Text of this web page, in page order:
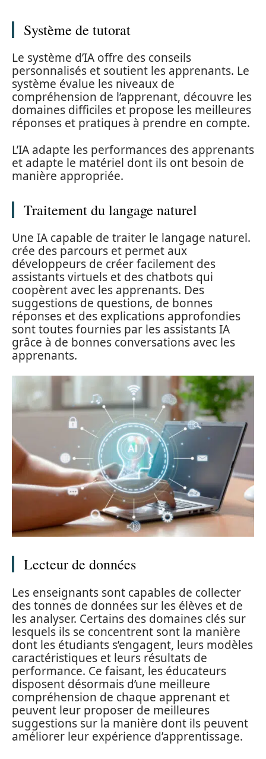
Système de tutorat
Le système d’IA offre des conseils
personnalisés et soutient les apprenants. Le
système évalue les niveaux de
compréhension de l’apprenant, découvre les
domaines difficiles et propose les meilleures
réponses et pratiques à prendre en compte.
L’IA adapte les performances des apprenants
et adapte le matériel dont ils ont besoin de
manière appropriée.
Traitement du langage naturel
Une IA capable de traiter le langage naturel.
crée des parcours et permet aux
développeurs de créer facilement des
assistants virtuels et des chatbots qui
coopèrent avec les apprenants. Des
suggestions de questions, de bonnes
réponses et des explications approfondies
sont toutes fournies par les assistants IA
grâce à de bonnes conversations avec les
apprenants.
Lecteur de données
Les enseignants sont capables de collecter
des tonnes de données sur les élèves et de
les analyser. Certains des domaines clés sur
lesquels ils se concentrent sont la manière
dont les étudiants s’engagent, leurs modèles
caractéristiques et leurs résultats de
performance. Ce faisant, les éducateurs
disposent désormais d’une meilleure
compréhension de chaque apprenant et
peuvent leur proposer de meilleures
suggestions sur la manière dont ils peuvent
améliorer leur expérience d’apprentissage.